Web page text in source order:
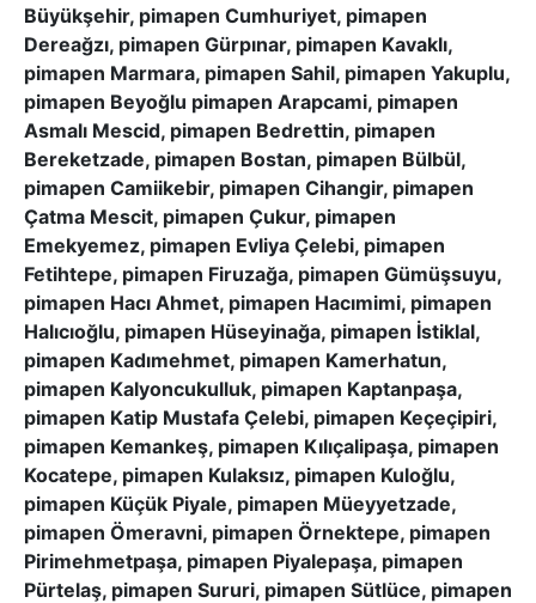
Büyükşehir, pimapen Cumhuriyet, pimapen
Dereağzı, pimapen Gürpınar, pimapen Kavaklı,
pimapen Marmara, pimapen Sahil, pimapen Yakuplu,
pimapen Beyoğlu pimapen Arapcami, pimapen
Asmalı Mescid, pimapen Bedrettin, pimapen
Bereketzade, pimapen Bostan, pimapen Bülbül,
pimapen Camiikebir, pimapen Cihangir, pimapen
Çatma Mescit, pimapen Çukur, pimapen
Emekyemez, pimapen Evliya Çelebi, pimapen
Fetihtepe, pimapen Firuzağa, pimapen Gümüşsuyu,
pimapen Hacı Ahmet, pimapen Hacımimi, pimapen
Halıcıoğlu, pimapen Hüseyinağa, pimapen İstiklal,
pimapen Kadımehmet, pimapen Kamerhatun,
pimapen Kalyoncukulluk, pimapen Kaptanpaşa,
pimapen Katip Mustafa Çelebi, pimapen Keçeçipiri,
pimapen Kemankeş, pimapen Kılıçalipaşa, pimapen
Kocatepe, pimapen Kulaksız, pimapen Kuloğlu,
pimapen Küçük Piyale, pimapen Müeyyetzade,
pimapen Ömeravni, pimapen Örnektepe, pimapen
Pirimehmetpaşa, pimapen Piyalepaşa, pimapen
Pürtelaş, pimapen Sururi, pimapen Sütlüce, pimapen